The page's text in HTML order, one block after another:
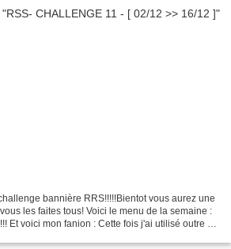
bannière RRS!!!!!Bientot vous aurez une
les faites tous! Voici le menu de la semaine :
Et voici mon fanion : Cette fois j'ai utilisé outre de